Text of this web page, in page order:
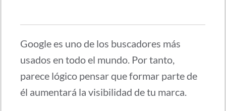
Google es uno de los buscadores más
usados en todo el mundo. Por tanto,
parece lógico pensar que formar parte de
él aumentará la visibilidad de tu marca.